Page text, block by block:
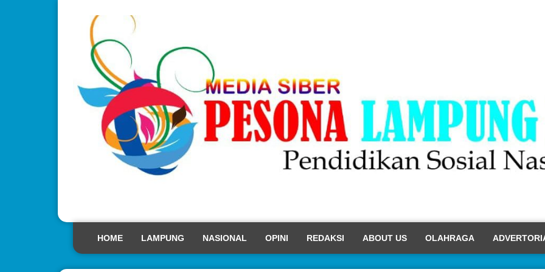
HOME LAMPUNG NASIONAL OPINI REDAKSI ABOUT US OLAHRAGA